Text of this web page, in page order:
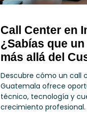
Call Center en
¿Sabías que
más allá del
Descubre cómo un call
Guatemala ofrece
técnico, tecnología y
crecimiento profesional.